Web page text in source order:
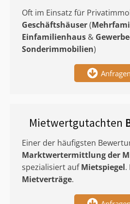
Oft im Einsatz für
Geschäftshäuser(
Einfamilienhaus &
Sonderimmobilien)
Anfragen
Mietwertgutachten
Einer der häufigsten
Marktwertermittlungder
spezialisiert aufMietspiegel.
Mietverträge.